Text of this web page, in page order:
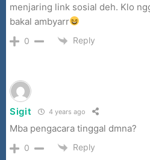
menjaring link sosial deh. Klo
bakal ambyarr
0 Reply
Sigit 4 years ago
Mba pengacara tinggal dmna?
0 Reply